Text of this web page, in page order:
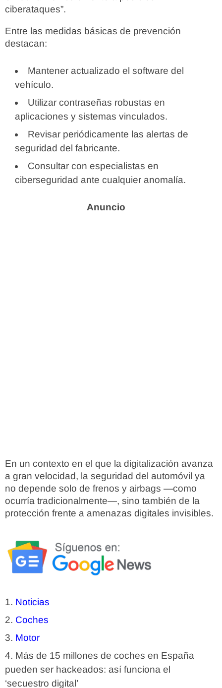
ciberataques”.
Entre las medidas básicas de prevención
destacan:
Mantener actualizado el software del
vehículo.
Utilizar contraseñas robustas en
aplicaciones y sistemas vinculados.
Revisar periódicamente las alertas de
seguridad del fabricante.
Consultar con especialistas en
ciberseguridad ante cualquier anomalía.
En un contexto en el que la digitalización avanza
a gran velocidad, la seguridad del automóvil ya
no depende solo de frenos y airbags —como
ocurría tradicionalmente—, sino también de la
protección frente a amenazas digitales invisibles.
Noticias
Coches
Motor
Más de 15 millones de coches en España
pueden ser hackeados: así funciona el
‘secuestro digital’